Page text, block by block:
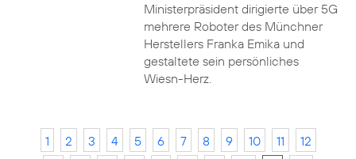
Ministerpräsident dirigierte über 5G
mehrere Roboter des Münchner
Herstellers Franka Emika und
gestaltete sein persönliches
Wiesn-Herz.
1 2 3 4 5 6 7 8 9 10 11
12